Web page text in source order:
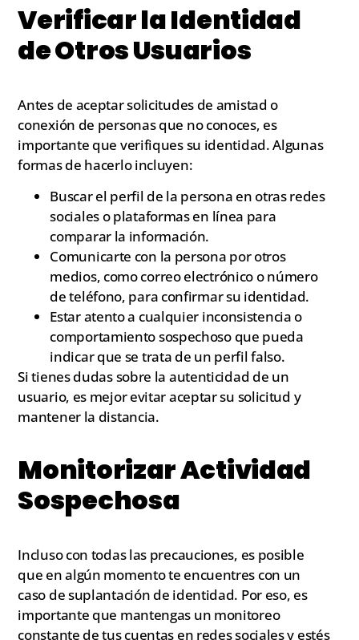
Verificar la Identidad
de Otros Usuarios
Antes de aceptar solicitudes de amistad o
conexión de personas que no conoces, es
importante que verifiques su identidad. Algunas
formas de hacerlo incluyen:
Buscar el perfil de la persona en otras redes
sociales o plataformas en línea para
comparar la información.
Comunicarte con la persona por otros
medios, como correo electrónico o número
de teléfono, para confirmar su identidad.
Estar atento a cualquier inconsistencia o
comportamiento sospechoso que pueda
indicar que se trata de un perfil falso.
Si tienes dudas sobre la autenticidad de un
usuario, es mejor evitar aceptar su solicitud y
mantener la distancia.
Monitorizar Actividad
Sospechosa
Incluso con todas las precauciones, es posible
que en algún momento te encuentres con un
caso de suplantación de identidad. Por eso, es
importante que mantengas un monitoreo
constante de tus cuentas en redes sociales y estés